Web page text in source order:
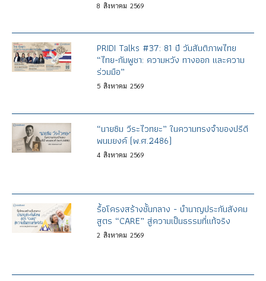
8 สิงหาคม 2569
PRIDI Talks #37: 81 ปี วันสันติภาพไทย
“ไทย-กัมพูชา: ความหวัง ทางออก และความ
ร่วมมือ”
5 สิงหาคม 2569
“นายซิม วีระไวทยะ” ในความทรงจำของปรีดี
พนมยงค์ (พ.ศ.2486)
4 สิงหาคม 2569
รื้อโครงสร้างชั้นกลาง - บำนาญประกันสังคม
สูตร “CARE” สู่ความเป็นธรรมที่แท้จริง
2 สิงหาคม 2569